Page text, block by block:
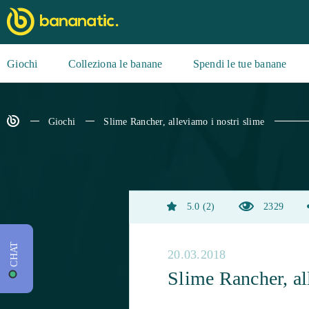
Giochi Colleziona le banane Spendi le tue banane
Giochi Slime Rancher, alleviamo i nostri slime
5.0 2 2329
20.03.2018
Slime Rancher,
CHAT